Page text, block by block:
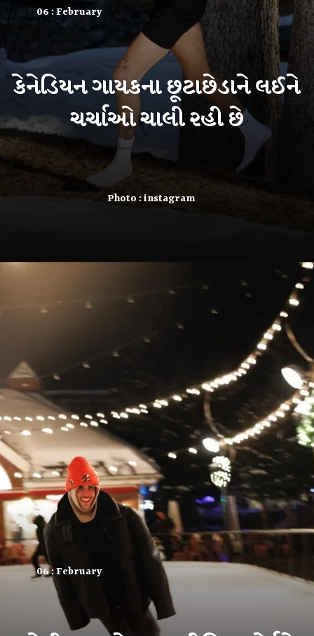
06 : February
Photo : instagram
કેનેડિયન ગાયકના છૂટાછેડાને લઈને
ચર્ચાઓ ચાલી રહી છે
06 : February